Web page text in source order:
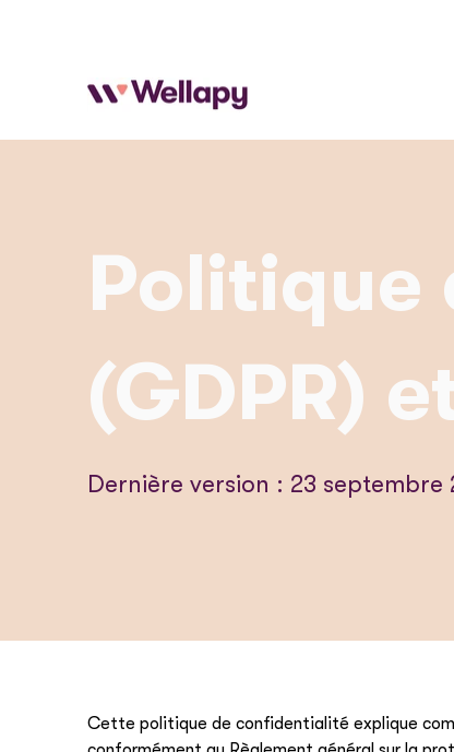
Politique
(GDPR)
Dernière version : 23 septembre
Cette politique de confidentialité explique